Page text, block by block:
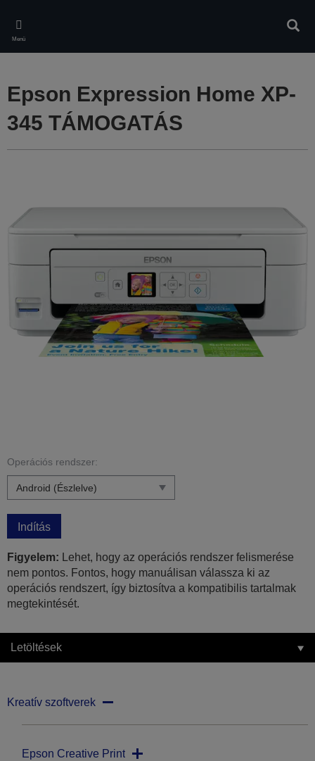
main
content
Menü
Epson Expression Home XP-
345 TÁMOGATÁS
Operációs rendszer:
Indítás
Figyelem: Lehet, hogy az operációs rendszer felismerése
nem pontos. Fontos, hogy manuálisan válassza ki az
operációs rendszert, így biztosítva a kompatibilis tartalmak
megtekintését.
Letöltések
Kreatív szoftverek
Epson Creative Print